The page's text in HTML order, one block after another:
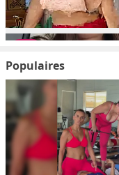
Populaires